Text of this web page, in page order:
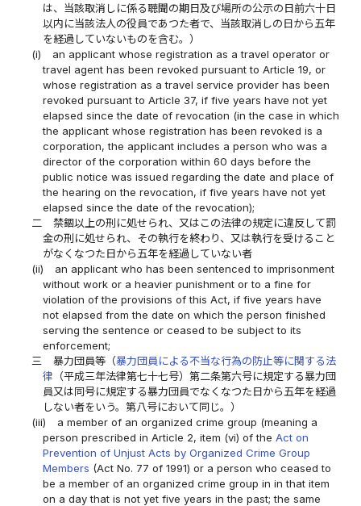
は、当該取消しに係る聴聞の期日及び場所の公示の日前六十日
以内に当該法人の役員であつた者で、当該取消しの日から五年
を経過していないものを含む。）
(i)
an applicant whose registration as a travel operator or
travel agent has been revoked pursuant to Article 19, or
whose registration as a travel service provider has been
revoked pursuant to Article 37, if five years have not yet
elapsed since the date of revocation (in the case in which
the applicant whose registration has been revoked is a
corporation, the applicant includes a person who was a
director of the corporation within 60 days before the
public notice was issued regarding the date and place of
the hearing on the revocation, if five years have not yet
elapsed since the date of the revocation);
二
禁錮以上の刑に処せられ、又はこの法律の規定に違反して罰
金の刑に処せられ、その執行を終わり、又は執行を受けること
がなくなつた日から五年を経過していない者
(ii)
an applicant who has been sentenced to imprisonment
without work or a heavier punishment or to a fine for
violation of the provisions of this Act, if five years have
not elapsed from the date on which the person finished
serving the sentence or ceased to be subject to its
enforcement;
三
暴力団員等（暴力団員による不当な行為の防止等に関する法
律 （平成三年法律第七十七号）第二条第六号に規定する暴力団
員又は同号に規定する暴力団員でなくなつた日から五年を経過
しない者をいう。第八号において同じ。）
(iii)
a member of an organized crime group (meaning a
person prescribed in Article 2, item (vi) of the Act on
Prevention of Unjust Acts by Organized Crime Group
Members (Act No. 77 of 1991) or a person who ceased to
be a member of an organized crime group in in that item
on a day that is not yet five years in the past; the same